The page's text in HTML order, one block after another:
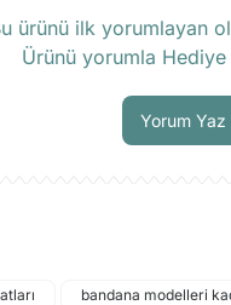
ürünü ilk yorumlayan
Ürünü yorumla
Yorum Yaz
bandana modelleri